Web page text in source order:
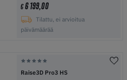
€6 199,00
Tilattu, ei arvioitua
päivämäärää
Raise3D Pro3 HS